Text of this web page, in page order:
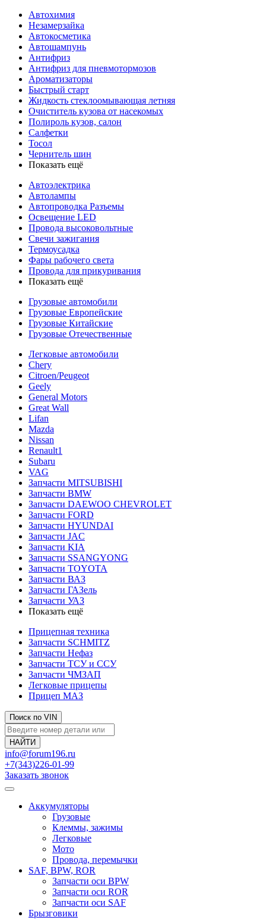
Автохимия
Незамерзайка
Автокосметика
Автошампунь
Антифриз
Антифриз для пневмотормозов
Ароматизаторы
Быстрый старт
Жидкость стеклоомывающая летняя
Очиститель кузова от насекомых
Полироль кузов, салон
Салфетки
Тосол
Чернитель шин
Показать ещё
Автоэлектрика
Автолампы
Автопроводка Разъемы
Освещение LED
Провода высоковольтные
Свечи зажигания
Термоусадка
Фары рабочего света
Провода для прикуривания
Показать ещё
Грузовые автомобили
Грузовые Европейские
Грузовые Китайские
Грузовые Отечественные
Легковые автомобили
Chery
Citroen/Peugeot
Geely
General Motors
Great Wall
Lifan
Mazda
Nissan
Renault1
Subaru
VAG
Запчасти MITSUBISHI
Запчасти BMW
Запчасти DAEWOO CHEVROLET
Запчасти FORD
Запчасти HYUNDAI
Запчасти JAC
Запчасти KIA
Запчасти SSANGYONG
Запчасти TOYOTA
Запчасти ВАЗ
Запчасти ГАЗель
Запчасти УАЗ
Показать ещё
Прицепная техника
Запчасти SCHMITZ
Запчасти Нефаз
Запчасти ТСУ и ССУ
Запчасти ЧМЗАП
Легковые прицепы
Прицеп МАЗ
Поиск по VIN
info@forum196.ru
+7(343)226-01-99
Заказать звонок
Аккумуляторы
Грузовые
Клеммы, зажимы
Легковые
Мото
Провода, перемычки
SAF, BPW, ROR
Запчасти оси BPW
Запчасти оси ROR
Запчасти оси SAF
Брызговики